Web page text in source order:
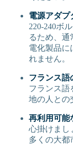
電源アダプ
220-240ボ
るため、通
電化製品に
れません。
フランス語
フランス語
地の人との
再利用可能
心掛けまし
多くの大都